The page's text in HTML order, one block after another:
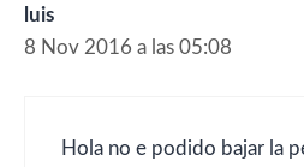
luis
8 Nov 2016 a las 05:08
Hola no e podido bajar la